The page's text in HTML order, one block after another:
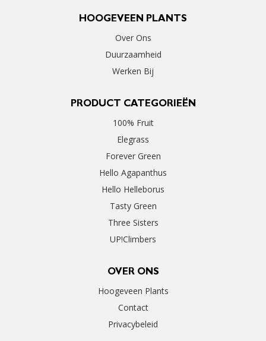
HOOGEVEEN PLANTS
Over Ons
Duurzaamheid
Werken Bij
PRODUCT CATEGORIEËN
100% Fruit
Elegrass
Forever Green
Hello Agapanthus
Hello Helleborus
Tasty Green
Three Sisters
UP!Climbers
OVER ONS
Hoogeveen Plants
Contact
Privacybeleid